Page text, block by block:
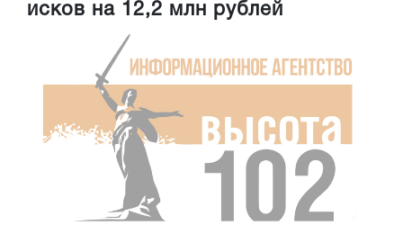
исков на 12,2 млн рублей